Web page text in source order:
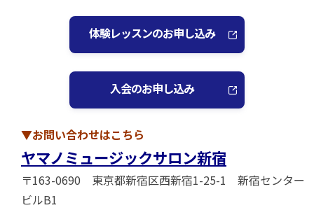
体験レッスンのお申し込み
入会のお申し込み
▼お問い合わせはこちら
ヤマノミュージックサロン新宿
〒163-0690 東京都新宿区西新宿1-25-1 新宿センター
ビルB1